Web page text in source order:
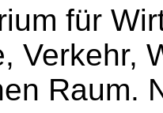
für
Verkehr,
Raum.